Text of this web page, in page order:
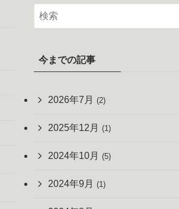
今までの記事
2026年7月 (2)
2025年12月 (1)
2024年10月 (5)
2024年9月 (1)